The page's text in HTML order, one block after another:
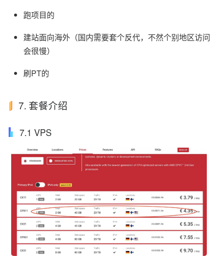
跑项目的
建站面向海外（国内需要套个反代，不然个别地区访问
会很慢）
刷PT的
7. 套餐介绍
7.1 VPS